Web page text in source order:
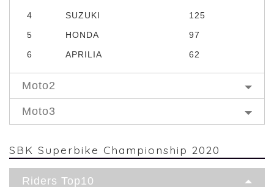
4
SUZUKI
125
5
HONDA
97
6
APRILIA 62
Moto2
Moto3
SBK Superbike Championship 2020
Riders Top10